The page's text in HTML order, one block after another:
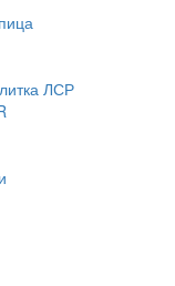
ЛСР